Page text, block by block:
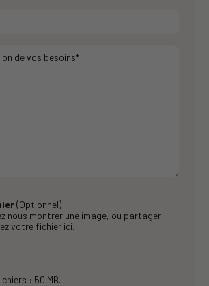
(Optionnel)
nous montrer une image, ou partager
votre fichier ici.
: 50 MB.